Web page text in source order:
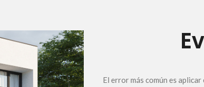
El error más común es